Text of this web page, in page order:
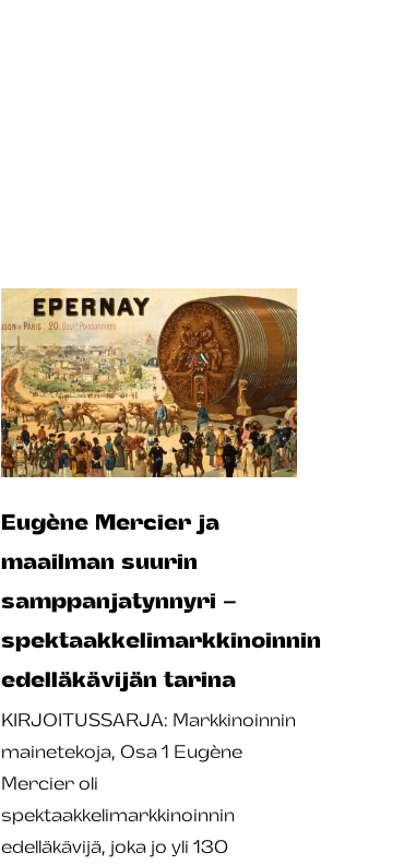
Eugène Mercier ja
maailman suurin
samppanjatynnyri –
spektaakkelimarkkinoinnin
edelläkävijän tarina
KIRJOITUSSARJA: Markkinoinnin
mainetekoja, Osa 1 Eugène
Mercier oli
spektaakkelimarkkinoinnin
edelläkävijä, joka jo yli 130